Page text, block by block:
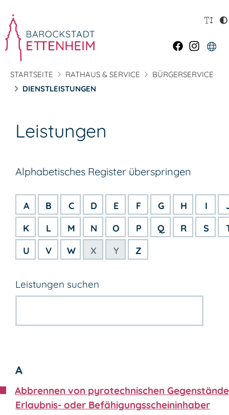
STARTSEITE RATHAUS & SERVICE
BÜRGERSERVICE
DIENSTLEISTUNGEN
Leistungen
Alphabetisches Register überspringen
A B C D E F G H I
K
L M N O P Q R S
U
V W X Y Z
Leistungen suchen
A
Abbrennen von pyrotechnischen
Erlaubnis- oder Befähigungsscheininhaber